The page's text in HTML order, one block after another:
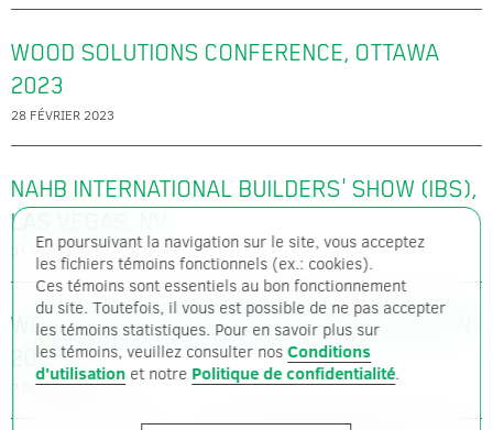
WOOD SOLUTIONS CONFERENCE, OTTAWA
2023
28 FÉVRIER 2023
NAHB INTERNATIONAL BUILDERS' SHOW (IBS),
LAS VEGAS, NV
31 JANVIER 2023
WOOD SOLUTIONS CONFERENCE, EDMONTON
2022
7 DÉCEMBRE 2022
En poursuivant la navigation sur le site, vous acceptez
les fichiers témoins fonctionnels (ex.: cookies).
Ces témoins sont essentiels au bon fonctionnement
du site. Toutefois, il vous est possible de ne pas accepter
les témoins statistiques. Pour en savoir plus sur
les témoins, veuillez consulter nosConditions
d'utilisation et notre Politique de confidentialité.